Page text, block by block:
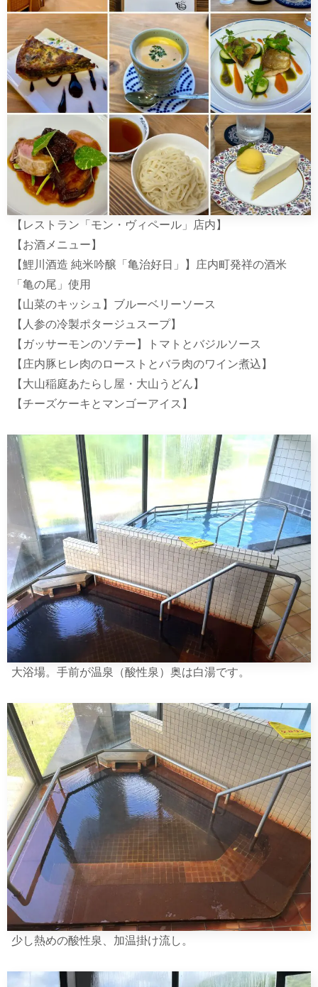
【レストラン「モン・ヴィペール」店内】
【お酒メニュー】
【鯉川酒造 純米吟醸「亀治好日」】庄内町発祥の酒米
「亀の尾」使用
【山菜のキッシュ】ブルーベリーソース
【人参の冷製ポタージュスープ】
【ガッサーモンのソテー】トマトとバジルソース
【庄内豚ヒレ肉のローストとバラ肉のワイン煮込】
【大山稲庭あたらし屋・大山うどん】
【チーズケーキとマンゴーアイス】
大浴場。手前が温泉（酸性泉）奥は白湯です。
少し熱めの酸性泉、加温掛け流し。